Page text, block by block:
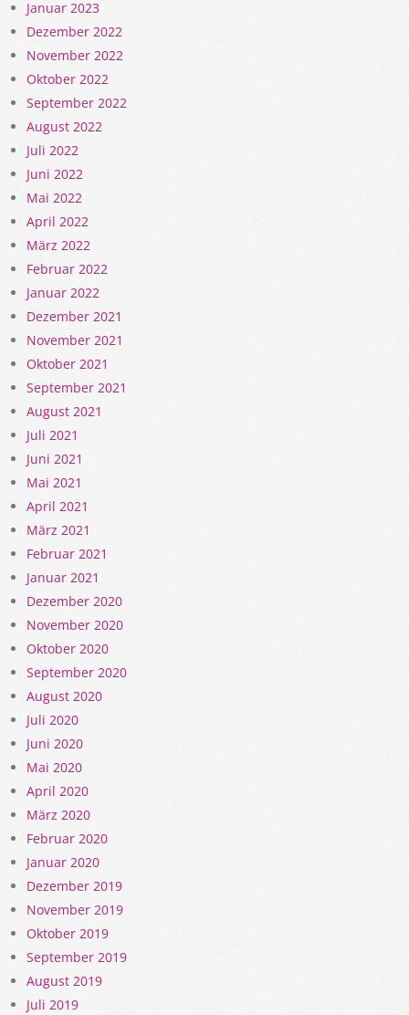
Januar 2023
Dezember 2022
November 2022
Oktober 2022
September 2022
August 2022
Juli 2022
Juni 2022
Mai 2022
April 2022
März 2022
Februar 2022
Januar 2022
Dezember 2021
November 2021
Oktober 2021
September 2021
August 2021
Juli 2021
Juni 2021
Mai 2021
April 2021
März 2021
Februar 2021
Januar 2021
Dezember 2020
November 2020
Oktober 2020
September 2020
August 2020
Juli 2020
Juni 2020
Mai 2020
April 2020
März 2020
Februar 2020
Januar 2020
Dezember 2019
November 2019
Oktober 2019
September 2019
August 2019
Juli 2019